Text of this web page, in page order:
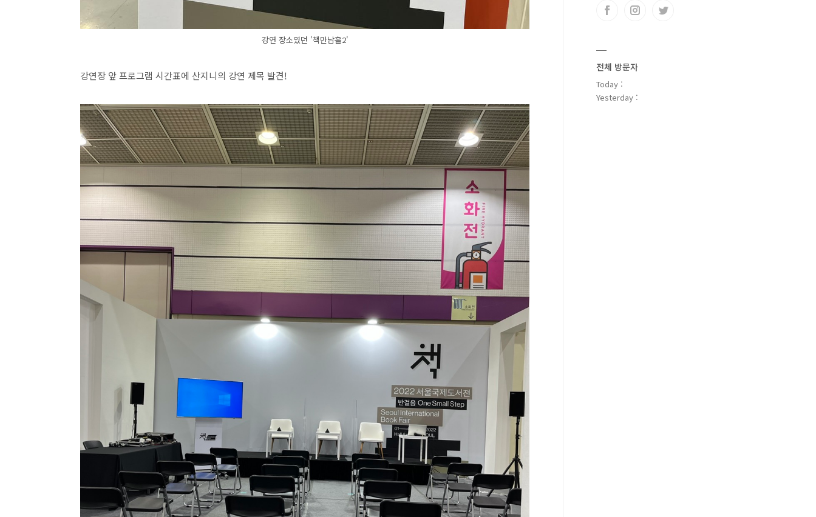
강연 장소였던 '책만남홀2'
강연장 앞 프로그램 시간표에 산지니의 강연 제목 발견!
전체 방문자
Today :
Yesterday :